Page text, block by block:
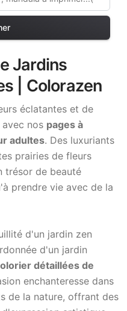
Jardins
| Colorazen
éclatantes et de
nos pages à
adultes. Des luxuriants
prairies de fleurs
trésor de beauté
prendre vie avec de la
d'un jardin zen
d'un jardin
détaillées de
enchanteresse dans
de la nature, offrant des